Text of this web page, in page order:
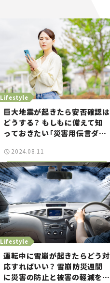
Lifestyle
巨大地震が起きたら安否確認は
どうする？ もしもに備えて知
っておきたい「災害用伝言ダイ
板“web171”」の使い方。
2024.08.11
Lifestyle
運転中に雪崩が起きたらどう対
応すればいい？ 雪崩防災週間
に災害の防止と被害の軽減を考